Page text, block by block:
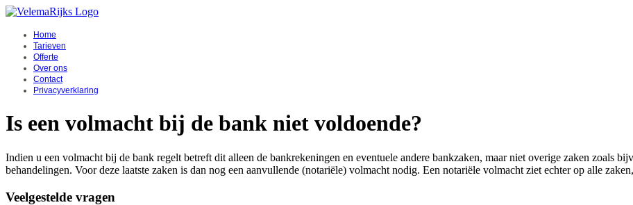
Home
Tarieven
Offerte
Over ons
Contact
Privacyverklaring
Is een volmacht bij de bank niet voldoende?
Indien u een volmacht bij de bank regelt betreft dit alleen de bankrekeningen en eventuele andere bankzaken, maar niet overige zaken zoals
behandelingen. Voor deze laatste zaken is dan nog een aanvullende (notariële) volmacht nodig. Een notariële volmacht ziet echter op alle
Veelgestelde vragen